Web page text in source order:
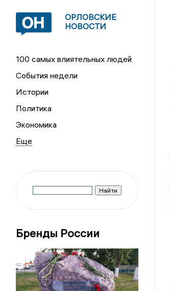
ОРЛОВСКИЕ
НОВОСТИ
100 самых влиятельных людей
События недели
Истории
Политика
Экономика
Бренды России